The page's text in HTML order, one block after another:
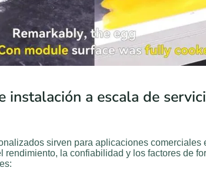
instalación a escala de
sirven para aplicaciones comerciales
rendimiento, la confiabilidad y los factores de